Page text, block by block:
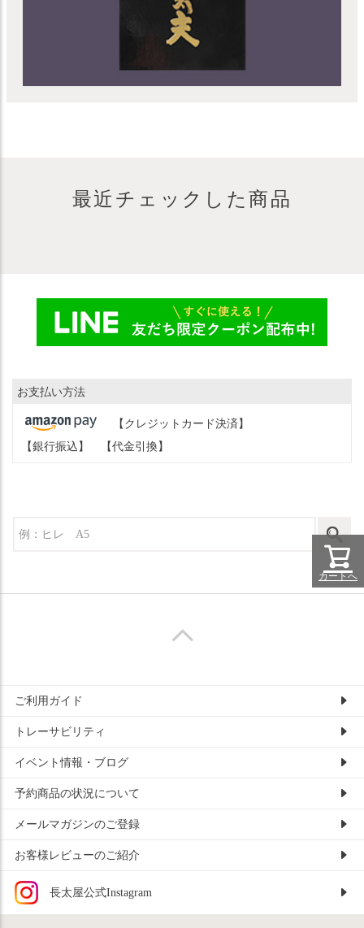
カートへ
最近チェックした商品
お支払い方法
【クレジットカード決済】
【銀行振込】
【代金引換】
ご利用ガイド
トレーサビリティ
イベント情報・ブログ
予約商品の状況について
メールマガジンのご登録
お客様レビューのご紹介
長太屋公式Instagram